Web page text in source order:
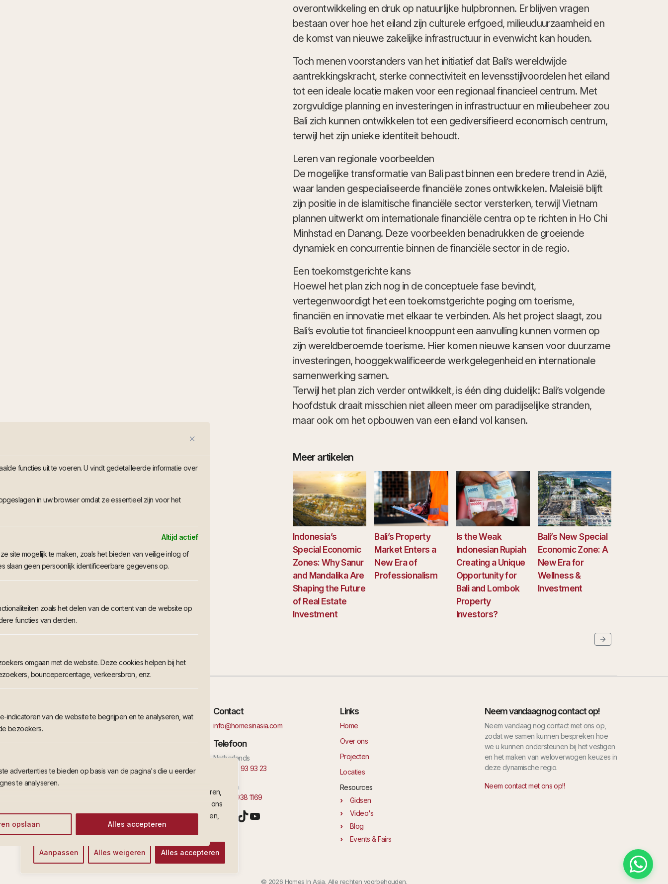
We waarderen uw privacy
We gebruiken cookies om uw browse-ervaring te verbeteren,
gepersonaliseerde advertenties of content te serveren en ons
verkeer te analyseren. Door op "Alles accepteren" te klikken,
stemt u in met ons gebruik van cookies.
Aanpassen Alles weigeren Alles accepteren
functies uit te voeren. U vindt gedetailleerde informatie over
in uw browser omdat ze essentieel zijn voor het
Altijd actief
site mogelijk te maken, zoals het bieden van veilige inlog of
slaan geen persoonlijk identificeerbare gegevens op.
zoals het delen van de content van de website op
functies van derden.
omgaan met de website. Deze cookies helpen bij het
bouncepercentage, verkeersbron, enz.
indicatoren van de website te begrijpen en te analyseren, wat
bezoekers.
advertenties te bieden op basis van de pagina's die u eerder
te analyseren.
opslaan Alles accepteren
overontwikkeling en druk op natuurlijke hulpbronnen. Er blijven vragen
bestaan over hoe het eiland zijn culturele erfgoed, milieuduurzaamheid en
de komst van nieuwe zakelijke infrastructuur in evenwicht kan houden.
Toch menen voorstanders van het initiatief dat Bali’s wereldwijde
aantrekkingskracht, sterke connectiviteit en levensstijlvoordelen het eiland
tot een ideale locatie maken voor een regionaal financieel centrum. Met
zorgvuldige planning en investeringen in infrastructuur en milieubeheer zou
Bali zich kunnen ontwikkelen tot een gediversifieerd economisch centrum,
terwijl het zijn unieke identiteit behoudt.
Leren van regionale voorbeelden
De mogelijke transformatie van Bali past binnen een bredere trend in Azië,
waar landen gespecialiseerde financiële zones ontwikkelen. Maleisië blijft
zijn positie in de islamitische financiële sector versterken, terwijl Vietnam
plannen uitwerkt om internationale financiële centra op te richten in Ho Chi
Minhstad en Danang. Deze voorbeelden benadrukken de groeiende
dynamiek en concurrentie binnen de financiële sector in de regio.
Een toekomstgerichte kans
Hoewel het plan zich nog in de conceptuele fase bevindt,
vertegenwoordigt het een toekomstgerichte poging om toerisme,
financiën en innovatie met elkaar te verbinden. Als het project slaagt, zou
Bali’s evolutie tot financieel knooppunt een aanvulling kunnen vormen op
zijn wereldberoemde toerisme. Hier komen nieuwe kansen voor duurzame
investeringen, hooggekwalificeerde werkgelegenheid en internationale
samenwerking samen.
Terwijl het plan zich verder ontwikkelt, is één ding duidelijk: Bali’s volgende
hoofdstuk draait misschien niet alleen meer om paradijselijke stranden,
maar ook om het opbouwen van een eiland vol kansen.
Meer artikelen
Indonesia’s
Special Economic
Zones: Why Sanur
and Mandalika Are
Shaping the Future
of Real Estate
Investment
Bali’s Property
Market Enters a
New Era of
Professionalism
Is the Weak
Indonesian Rupiah
Creating a Unique
Opportunity for
Bali and Lombok
Property
Investors?
Bali’s New Special
Economic Zone: A
New Era for
Wellness &
Investment
Contact
info@homesinasia.com
Telefoon
Netherlands
+31 6 42 93 93 23
Malaysia
+60 11 1938 1169
Instagram
Facebook
TikTokYouTube
Links
Home
Over ons
Projecten
Locaties
Resources
Gidsen
Video's
Blog
Events & Fairs
Neem vandaag nog contact op!
Neem vandaag nog contact met ons op,
zodat we samen kunnen bespreken hoe
we u kunnen ondersteunen bij het vestigen
en het maken van weloverwogen keuzes in
deze dynamische regio.
Neem contact met ons op!!
© 2026 Homes In Asia. Alle rechten voorbehouden.